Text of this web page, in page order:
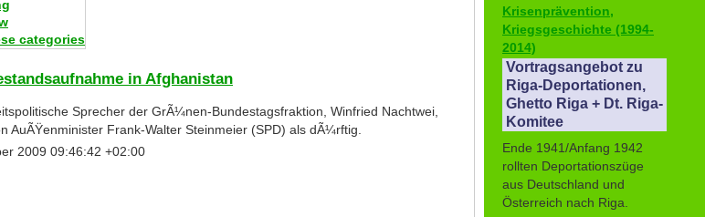
categories
in Afghanistan
Sprecher der GrÃ¼nen-Bundestagsfraktion, Winfried Nachtwei,
Frank-Walter Steinmeier (SPD) als dÃ¼rftig.
2009 09:46:42 +02:00
Krisenprävention,
Kriegsgeschichte (1994-
2014)
Vortragsangebot zu
Riga-Deportationen,
Ghetto Riga + Dt. Riga-
Komitee
Ende 1941/Anfang 1942
rollten Deportationszüge
aus Deutschland und
Österreich nach Riga.